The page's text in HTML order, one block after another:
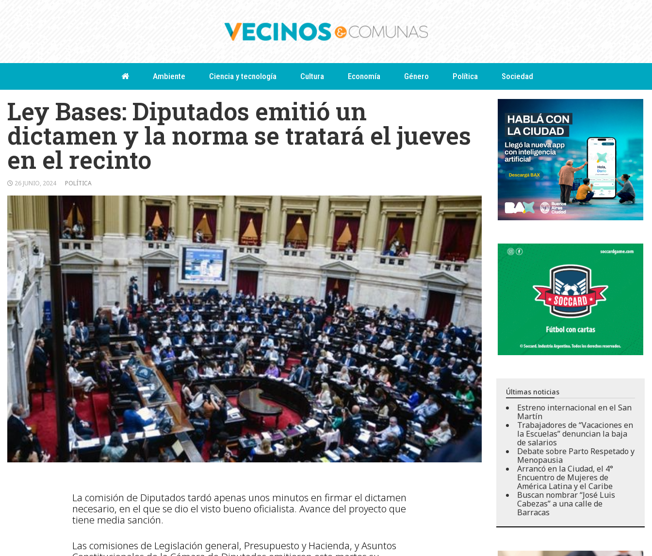
Ambiente Ciencia y tecnología Cultura Economía Género Política Sociedad
Ley Bases: Diputados emitió un
dictamen y la norma se tratará el jueves
en el recinto
26 JUNIO, 2024 POLÍTICA
La comisión de Diputados tardó apenas unos minutos en firmar el dictamen
necesario, en el que se dio el visto bueno oficialista. Avance del proyecto que
tiene media sanción.
Las comisiones de Legislación general, Presupuesto y Hacienda, y Asuntos
Últimas noticias
Estreno internacional en el San
Martín
Trabajadores de “Vacaciones en
la Escuelas” denuncian la baja
de salarios
Debate sobre Parto Respetado y
Menopausia
Arrancó en la Ciudad, el 4°
Encuentro de Mujeres de
América Latina y el Caribe
Buscan nombrar “José Luis
Cabezas” a una calle de
Barracas